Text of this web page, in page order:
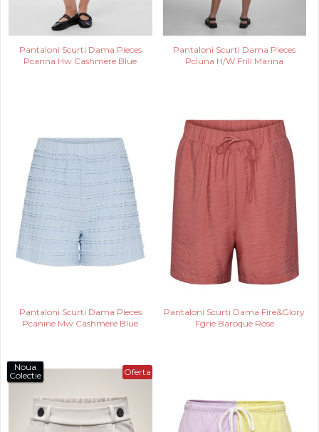
Pantaloni Scurti Dama Pieces
Pcanna Hw Cashmere Blue
Pantaloni Scurti Dama Pieces
Pcluna H/W Frill Marina
Pantaloni Scurti Dama Pieces
Pcanine Mw Cashmere Blue
Pantaloni Scurti Dama Fire&Glory
Fgrie Baroque Rose
Oferta
Noua
Colectie